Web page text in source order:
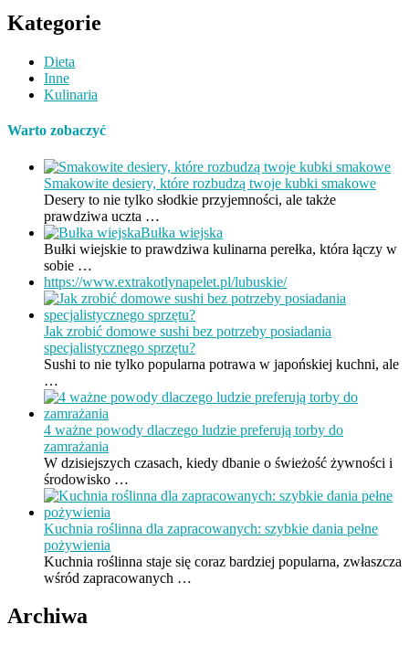
Kategorie
Dieta
Inne
Kulinaria
Warto zobaczyć
Smakowite desiery, które rozbudzą twoje kubki smakowe
Desery to nie tylko słodkie przyjemności, ale także
prawdziwa uczta …
Bułka wiejska
Bułki wiejskie to prawdziwa kulinarna perełka, która łączy w
sobie …
https://www.extrakotlynapelet.pl/lubuskie/
Jak zrobić domowe sushi bez potrzeby posiadania
specjalistycznego sprzętu?
Sushi to nie tylko popularna potrawa w japońskiej kuchni, ale
…
4 ważne powody dlaczego ludzie preferują torby do
zamrażania
W dzisiejszych czasach, kiedy dbanie o świeżość żywności i
środowisko …
Kuchnia roślinna dla zapracowanych: szybkie dania pełne
pożywienia
Kuchnia roślinna staje się coraz bardziej popularna, zwłaszcza
wśród zapracowanych …
Archiwa